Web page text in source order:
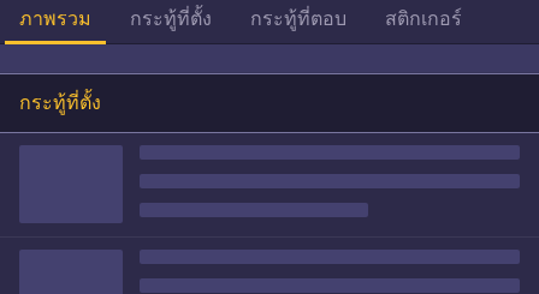
ภาพรวม กระทู้ที่ตั้ง กระทู้ที่ตอบ สติกเกอร์
กระทู้ที่ตั้ง